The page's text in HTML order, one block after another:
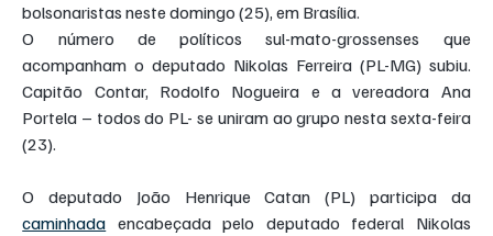
bolsonaristas neste domingo (25), em Brasília.
O número de políticos sul-mato-grossenses que
acompanham o deputado Nikolas Ferreira (PL-MG) subiu.
Capitão Contar, Rodolfo Nogueira e a vereadora Ana
Portela – todos do PL- se uniram ao grupo nesta sexta-feira
(23).
O deputado João Henrique Catan (PL) participa da
caminhada encabeçada pelo deputado federal Nikolas